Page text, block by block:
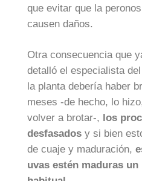
que evitar que la
causen daños.
Otra consecuencia que
detalló el especialista
la planta debería haber
meses -de hecho, lo
volver a brotar-, los
desfasados y si bien
de cuaje y maduración,
uvas estén maduras